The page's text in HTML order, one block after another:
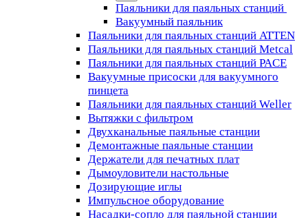
Паяльники для паяльных станций
Вакуумный паяльник
Паяльники для паяльных станций ATTEN
Паяльники для паяльных станций Metcal
Паяльники для паяльных станций PACE
Вакуумные присоски для вакуумного
пинцета
Паяльники для паяльных станций Weller
Вытяжки с фильтром
Двухканальные паяльные станции
Демонтажные паяльные станции
Держатели для печатных плат
Дымоуловители настольные
Дозирующие иглы
Импульсное оборудование
Насадки-сопло для паяльной станции